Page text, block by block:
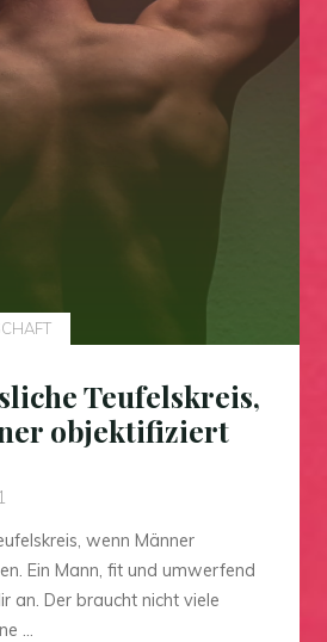
Teufelskreis,
objektifiziert
wenn Männer
Ein Mann, fit und umwerfend
an. Der braucht nicht viele
…